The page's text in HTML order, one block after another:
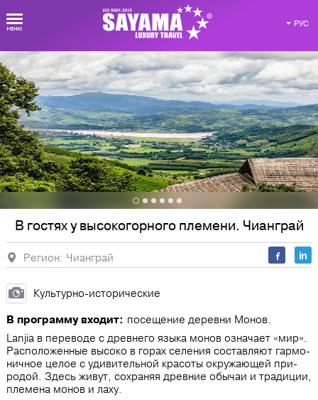
РУС
Виртуальная карта Таиланда
Регионы Отели Экскурсии
Досуг Виллы Авторские
В гостях у высокогорного племени. Чианграй
Регион: Чианграй
Культурно-исторические
В программу входит: посещение деревни Монов.
Lanjia в переводе с древнего языка монов означает «мир».
Расположенные высоко в горах селения составляют гармо­
ничное целое с удивительной красоты окружающей при­
родой. Здесь живут, сохраняя древние обычаи и традиции,
племена монов и лаху.